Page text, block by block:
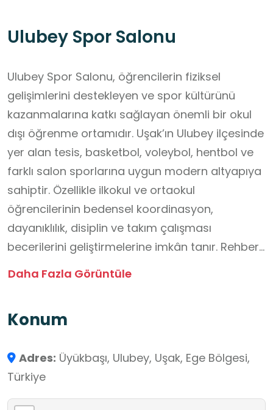
Ulubey Spor Salonu
Ulubey Spor Salonu, öğrencilerin fiziksel
gelişimlerini destekleyen ve spor kültürünü
kazanmalarına katkı sağlayan önemli bir okul
dışı öğrenme ortamıdır. Uşak’ın Ulubey ilçesinde
yer alan tesis, basketbol, voleybol, hentbol ve
farklı salon sporlarına uygun modern altyapıya
sahiptir. Özellikle ilkokul ve ortaokul
öğrencilerinin bedensel koordinasyon,
dayanıklılık, disiplin ve takım çalışması
becerilerini geliştirmelerine imkân tanır. Rehber
öğretmenler ve antrenörler eşliğinde
akademik bilgilerini pekiştirir hem de fair play,
kazanırlar. Beden eğitimi dersleriyle doğrudan
ilişkilendirilebilecek etkinlikler, öğrencilerin
öğrenme süreçlerini daha eğlenceli ve kalıcı
Daha Fazla Görüntüle
Konum
Adres: Üyükbaşı, Ulubey, Uşak, Ege Bölgesi,
Türkiye